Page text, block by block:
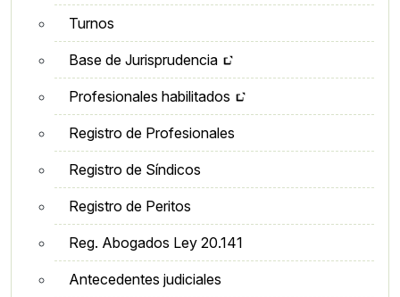
Turnos
Base de Jurisprudencia
Profesionales habilitados
Registro de Profesionales
Registro de Síndicos
Registro de Peritos
Reg. Abogados Ley 20.141
Antecedentes judiciales